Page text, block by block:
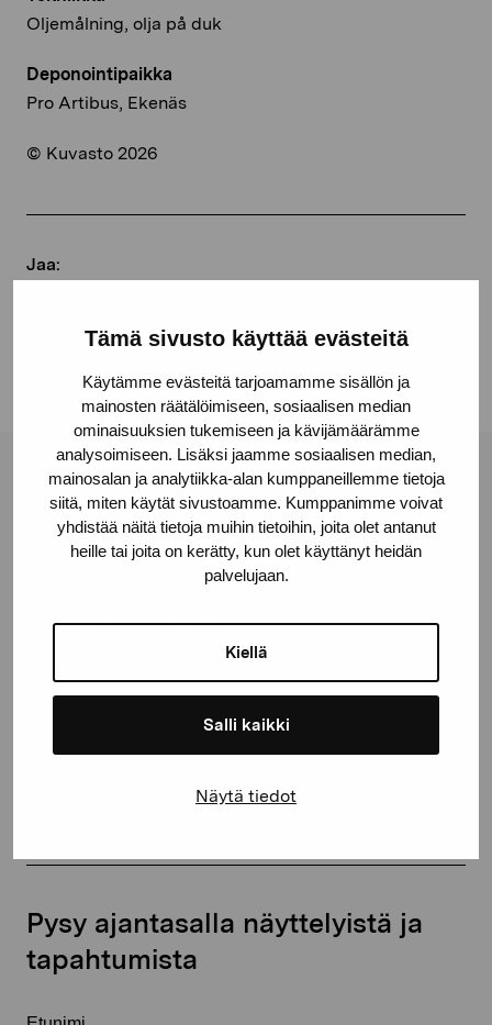
Tämä sivusto käyttää evästeitä
Käytämme evästeitä tarjoamamme sisällön ja
mainosten räätälöimiseen, sosiaalisen median
ominaisuuksien tukemiseen ja kävijämäärämme
analysoimiseen. Lisäksi jaamme sosiaalisen median,
mainosalan ja analytiikka-alan kumppaneillemme tietoja
siitä, miten käytät sivustoamme. Kumppanimme voivat
yhdistää näitä tietoja muihin tietoihin, joita olet antanut
heille tai joita on kerätty, kun olet käyttänyt heidän
palvelujaan.
Kiellä
Salli kaikki
Näytä tiedot
Oljemålning, olja på duk
Deponointipaikka
Pro Artibus, Ekenäs
© Kuvasto 2026
Jaa:
Linkedin
Pro Artibus -säätiö
Kustaa Vaasan katu 11
proartibus@proartibus.fi
Pysy ajantasalla näyttelyistä ja
tapahtumista